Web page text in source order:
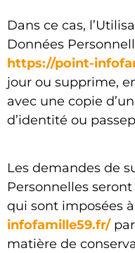
Dans ce cas,
Données
https://point-
jour ou supprime,
avec une copie
d’identité ou
Les demandes de
Personnelles
qui sont imposées à
infofamille59.fr/par
matière de